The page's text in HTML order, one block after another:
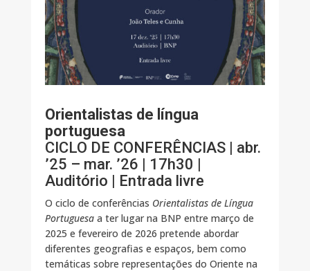
Orientalistas de língua
portuguesa
CICLO DE CONFERÊNCIAS | abr.
’25 – mar. ’26 | 17h30 |
Auditório | Entrada livre
O ciclo de conferências Orientalistas de Língua
Portuguesaa ter lugar na BNP entre março de
2025 e fevereiro de 2026 pretende abordar
diferentes geografias e espaços, bem como
temáticas sobre representações do Oriente na